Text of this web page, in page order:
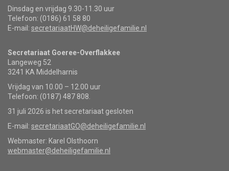
Dinsdag en vrijdag 9.30-11.30 uur
Telefoon: (0186) 61 58 80
E-mail: secretariaatHW@deheiligefamilie.nl
Secretariaat Goeree-Overflakkee
Langeweg 52
3241 KA Middelharnis
Vrijdag van 10.00 – 12.00 uur
Telefoon: (0187) 487 808.
31 juli 2026 is het secretariaat gesloten
E-mail: secretariaatGO@deheiligefamilie.nl
Webmaster: Karel Olsthoorn
webmaster@deheiligefamilie.nl